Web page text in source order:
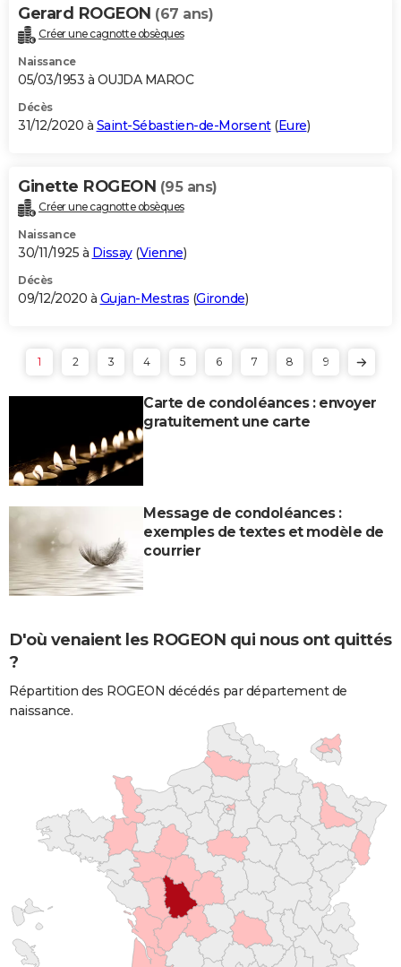
Gerard ROGEON (67 ans)
Créer une cagnotte obsèques
Naissance
05/03/1953 à OUJDA MAROC
Décès
31/12/2020 à Saint-Sébastien-de-Morsent(Eure)
Ginette ROGEON (95 ans)
Créer une cagnotte obsèques
Naissance
30/11/1925 à Dissay(Vienne)
Décès
09/12/2020 à Gujan-Mestras (Gironde)
1 2 3 4 5 6 7 8 9
Carte de condoléances : envoyer
gratuitement une carte
Message de condoléances :
exemples de textes et modèle de
courrier
D'où venaient les ROGEON qui nous ont quittés
?
Répartition des ROGEON décédés par département de
naissance.